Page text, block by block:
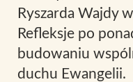
Ryszarda Wajdy
Refleksje po
budowaniu
duchu Ewangelii.